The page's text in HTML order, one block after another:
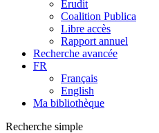
Érudit
Coalition Publica
Libre accès
Rapport annuel
Recherche avancée
FR
Français
English
Ma bibliothèque
Recherche simple